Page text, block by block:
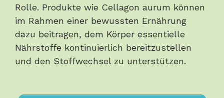
Rolle. Produkte wie Cellagon aurum können
im Rahmen einer bewussten Ernährung
dazu beitragen, dem Körper essentielle
Nährstoffe kontinuierlich bereitzustellen
und den Stoffwechsel zu unterstützen.